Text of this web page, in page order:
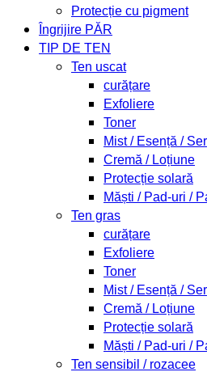
Protecție cu pigment
Îngrijire PĂR
TIP DE TEN
Ten uscat
curățare
Exfoliere
Toner
Mist / Esență / Ser
Cremă / Loțiune
Protecție solară
Măști / Pad-uri /
Ten gras
curățare
Exfoliere
Toner
Mist / Esență / Ser
Cremă / Loțiune
Protecție solară
Măști / Pad-uri /
Ten sensibil / rozacee